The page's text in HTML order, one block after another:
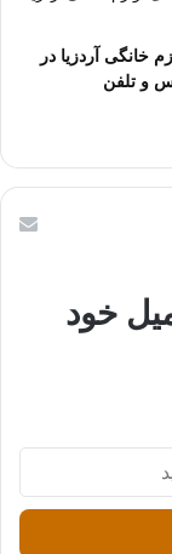
خانگی آردزیا در
و تلفن
خود